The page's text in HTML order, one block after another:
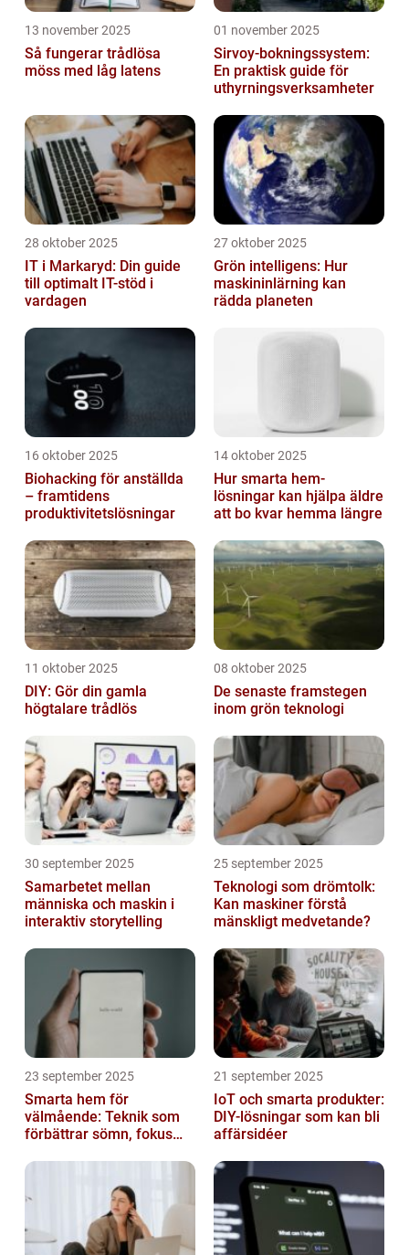
13 november 2025
Så fungerar trådlösa
möss med låg latens
01 november 2025
Sirvoy-bokningssystem:
En praktisk guide för
uthyrningsverksamheter
28 oktober 2025
IT i Markaryd: Din guide
till optimalt IT-stöd i
vardagen
27 oktober 2025
Grön intelligens: Hur
maskininlärning kan
rädda planeten
16 oktober 2025
Biohacking för anställda
– framtidens
produktivitetslösningar
14 oktober 2025
Hur smarta hem-
lösningar kan hjälpa äldre
att bo kvar hemma längre
11 oktober 2025
DIY: Gör din gamla
högtalare trådlös
08 oktober 2025
De senaste framstegen
inom grön teknologi
30 september 2025
Samarbetet mellan
människa och maskin i
interaktiv storytelling
25 september 2025
Teknologi som drömtolk:
Kan maskiner förstå
mänskligt medvetande?
23 september 2025
Smarta hem för
välmående: Teknik som
förbättrar sömn, fokus
21 september 2025
IoT och smarta produkter:
DIY-lösningar som kan bli
affärsidéer